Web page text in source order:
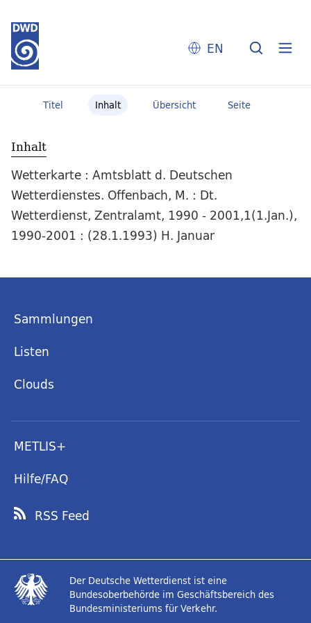
EN
Titel Inhalt Übersicht Seite
Inhalt
Wetterkarte : Amtsblatt d. Deutschen
Wetterdienstes. Offenbach, M. : Dt.
Wetterdienst, Zentralamt, 1990 - 2001,1(1.Jan.),
1990-2001 : (28.1.1993) H. Januar
Sammlungen
Listen
Clouds
METLIS+
Hilfe/FAQ
RSS Feed
Der Deutsche Wetterdienst ist eine
Bundesoberbehörde im Geschäftsbereich des
Bundesministeriums für Verkehr.